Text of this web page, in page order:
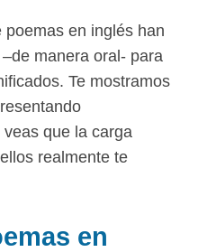
en inglés han
manera oral- para
Te mostramos
que la carga
realmente te
en